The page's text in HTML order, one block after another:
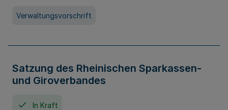
Verwaltungsvorschrift
Satzung des Rheinischen Sparkassen-
und Giroverbandes
In Kraft